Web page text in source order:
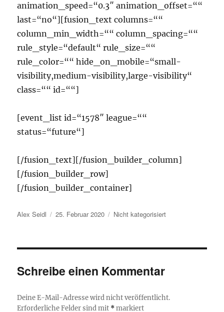
animation_speed=“0.3″ animation_offset=““
last=“no“][fusion_text columns=““
column_min_width=““ column_spacing=““
rule_style=“default“ rule_size=““
rule_color=““ hide_on_mobile=“small-
visibility,medium-visibility,large-visibility“
class=““ id=““]
[event_list id=“1578″ league=““
status=“future“]
[/fusion_text][/fusion_builder_column]
[/fusion_builder_row]
[/fusion_builder_container]
Autor
Alex Seidl
Veröffentlicht
25. Februar 2020 Kategorien
Nicht kategorisiert
Schreibe einen Kommentar
Deine E-Mail-Adresse wird nicht veröffentlicht.
Erforderliche Felder sind mit *markiert